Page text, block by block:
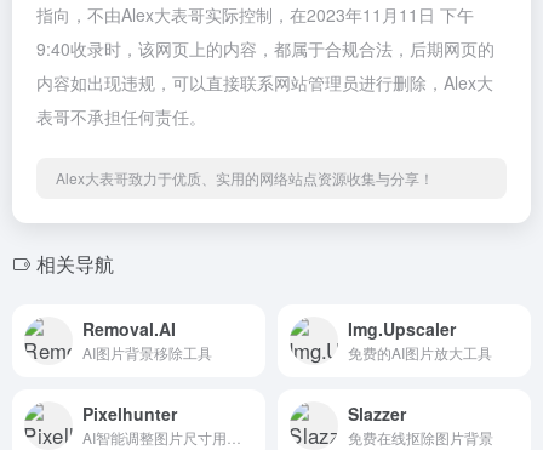
指向，不由Alex大表哥实际控制，在2023年11月11日 下午
9:40收录时，该网页上的内容，都属于合规合法，后期网页的
内容如出现违规，可以直接联系网站管理员进行删除，Alex大
表哥不承担任何责任。
Alex大表哥致力于优质、实用的网络站点资源收集与分享！
相关导航
Removal.AI
AI图片背景移除工具
Img.Upscaler
免费的AI图片放大工具
Pixelhunter Slazzer
免费在线抠除图片背景